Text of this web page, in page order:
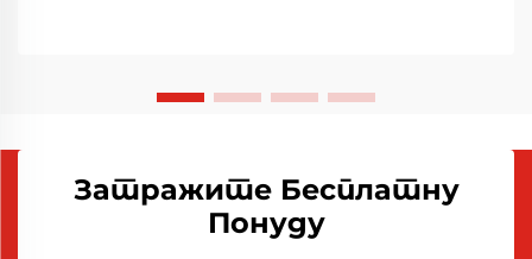
Затражите Бесплатну
Понуду